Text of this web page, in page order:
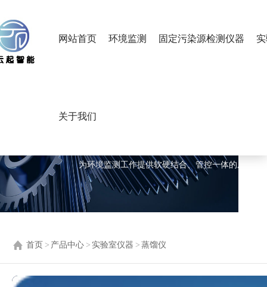
网站首页 环境监测 固定污染源检测仪器
关于我们
为环境监测工作提供软硬结合、管控一体的成套设
首页 > 产品中心 > 实验室仪器 > 蒸馏仪